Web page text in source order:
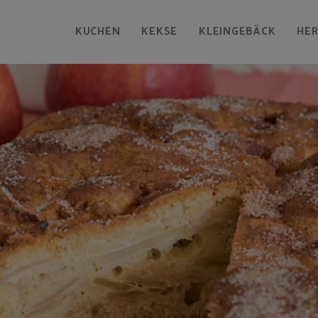
KUCHEN KEKSE KLEINGEBÄCK